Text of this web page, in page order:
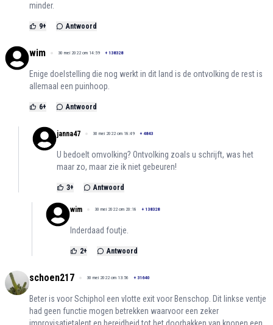
minder.
9+ Antwoord
wim 30 mei 2022 om 14:59 + 138328
Enige doelstelling die nog werkt in dit land is de ontvolking de rest is
allemaal een puinhoop.
6+ Antwoord
janna47 30 mei 2022 om 18:49 + 4843
U bedoelt omvolking? Ontvolking zoals u schrijft, was het
maar zo, maar zie ik niet gebeuren!
3+ Antwoord
wim 30 mei 2022 om 20:18 + 138328
Inderdaad foutje.
2+ Antwoord
schoen217 30 mei 2022 om 13:56 + 31640
Beter is voor Schiphol een vlotte exit voor Benschop. Dit linkse ventje
had geen functie mogen betrekken waarvoor een zeker